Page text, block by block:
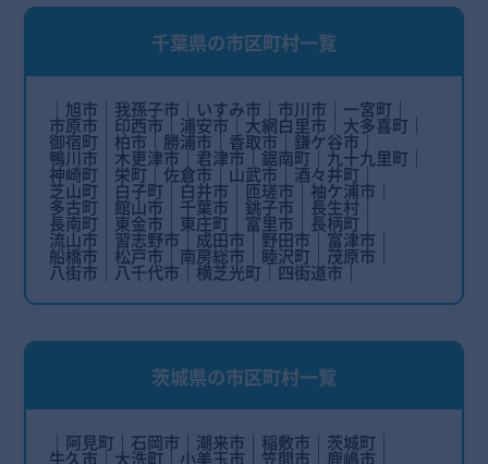
千葉県の市区町村一覧
旭市 我孫子市 いすみ市 市川市 一宮町
市原市 印西市 浦安市 大網白里市 大多喜町
御宿町 柏市 勝浦市 香取市 鎌ケ谷市
鴨川市 木更津市 君津市 鋸南町 九十九里町
神崎町 栄町 佐倉市 山武市 酒々井町
芝山町 白子町 白井市 匝瑳市 袖ケ浦市
多古町 館山市 千葉市 銚子市 長生村
長南町 東金市 東庄町 富里市 長柄町
流山市 習志野市 成田市 野田市 富津市
船橋市 松戸市 南房総市 睦沢町 茂原市
八街市 八千代市 横芝光町 四街道市
茨城県の市区町村一覧
阿見町 石岡市 潮来市 稲敷市 茨城町
牛久市 大洗町 小美玉市 笠間市 鹿嶋市